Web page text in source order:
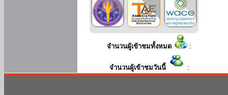
จำนวนผู้เข้าชมทั้งหมด :
จำนวนผู้เข้าชมวันนี้ :